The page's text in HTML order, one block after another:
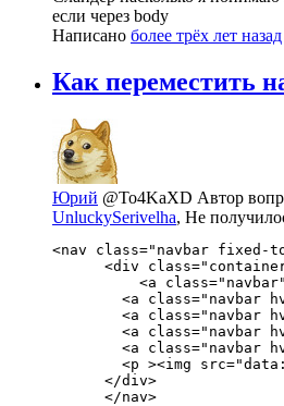
если через body
Написано более трёх лет назад
Как переместить
Юрий @To4KaXD Автор
UnluckySerivelha, Не
<nav class="navbar fixed-
<div
<a
<a class="navbar
<a class="navbar
<a class="navbar
<a class="navbar
<p ><img
      </div>
      </nav>